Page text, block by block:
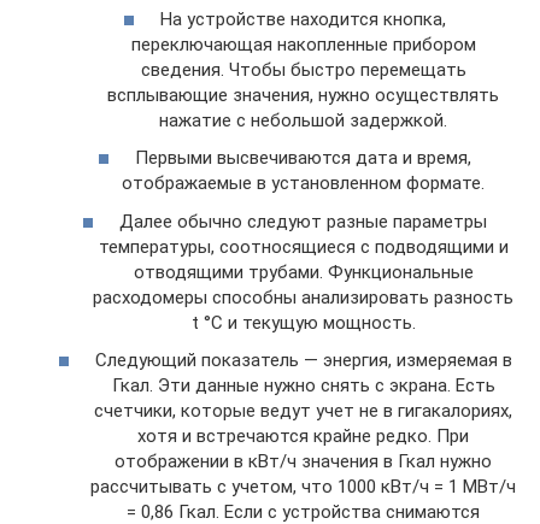
На устройстве находится кнопка,
переключающая накопленные прибором
сведения. Чтобы быстро перемещать
всплывающие значения, нужно осуществлять
нажатие с небольшой задержкой.
Первыми высвечиваются дата и время,
отображаемые в установленном формате.
Далее обычно следуют разные параметры
температуры, соотносящиеся с подводящими и
отводящими трубами. Функциональные
расходомеры способны анализировать разность
t °С и текущую мощность.
Следующий показатель — энергия, измеряемая в
Гкал. Эти данные нужно снять с экрана. Есть
счетчики, которые ведут учет не в гигакалориях,
хотя и встречаются крайне редко. При
отображении в кВт/ч значения в Гкал нужно
рассчитывать с учетом, что 1000 кВт/ч = 1 МВт/ч
= 0,86 Гкал. Если с устройства снимаются